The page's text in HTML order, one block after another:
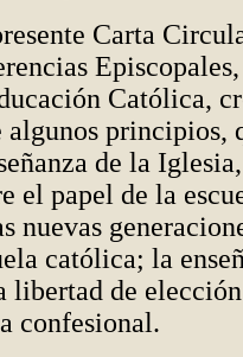
Carta
Católica,
principios,
de la
el papel de la
nuevas
católica; la
libertad de
confesional.